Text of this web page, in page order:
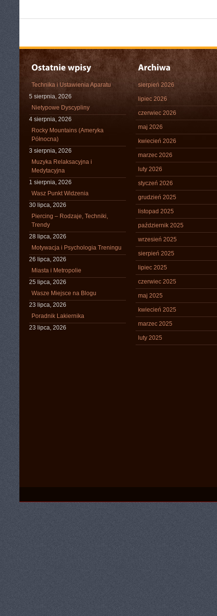
Technika i Ustawienia Aparatu
5 sierpnia, 2026
Nietypowe Dyscypliny
4 sierpnia, 2026
Rocky Mountains (Ameryka
Północna)
3 sierpnia, 2026
Muzyka Relaksacyjna i
Medytacyjna
1 sierpnia, 2026
Wasz Punkt Widzenia
30 lipca, 2026
Piercing – Rodzaje, Techniki,
Trendy
28 lipca, 2026
Motywacja i Psychologia Treningu
26 lipca, 2026
Miasta i Metropolie
25 lipca, 2026
Wasze Miejsce na Blogu
23 lipca, 2026
Poradnik Lakiernika
23 lipca, 2026
sierpień 2026
lipiec 2026
czerwiec 2026
maj 2026
kwiecień 2026
marzec 2026
luty 2026
styczeń 2026
grudzień 2025
listopad 2025
październik 2025
wrzesień 2025
sierpień 2025
lipiec 2025
czerwiec 2025
maj 2025
kwiecień 2025
marzec 2025
luty 2025